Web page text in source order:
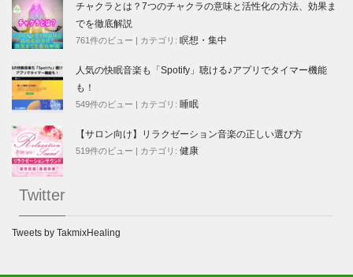
チャクラとは？7つのチャクラの意味と活性化の方法、効果ま
でを徹底解説
761件のビュー カテゴリ: 瞑想・集中
人気の快眠音楽も「Spotify」聴ける♪アプリでタイマー機能
も！
549件のビュー カテゴリ: 睡眠
【サロン向け】リラクゼーション音楽の正しい選び方
519件のビュー カテゴリ: 健康
Twitter
Tweets by TakmixHealing